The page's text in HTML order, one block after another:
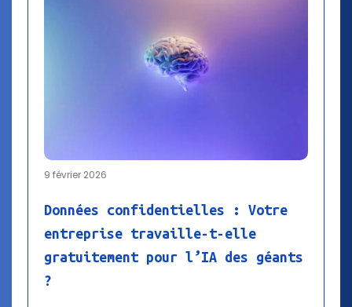
9 février 2026
Données confidentielles : Votre
entreprise travaille-t-elle
gratuitement pour l’IA des géants
?